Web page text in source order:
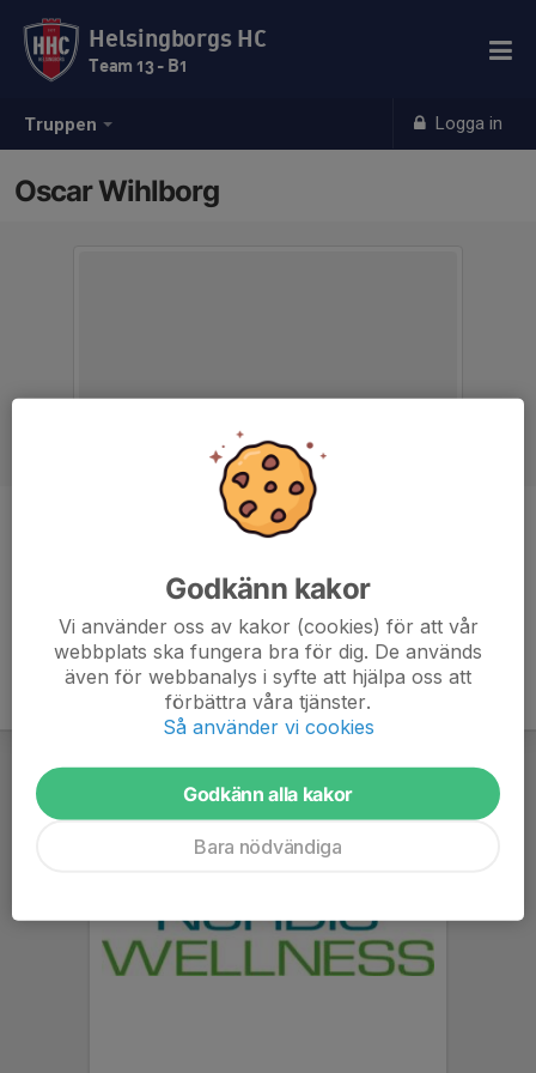
Truppen Logga in
Helsingborgs HC
Team 13 - B1
Oscar Wihlborg
Huvudtränare
Godkänn kakor
Vi använder oss av kakor (cookies) för att vår
webbplats ska fungera bra för dig. De används
även för webbanalys i syfte att hjälpa oss att
förbättra våra tjänster.
Så använder vi cookies
Godkänn alla kakor
Bara nödvändiga